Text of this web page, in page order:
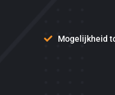
Mogelijkheid